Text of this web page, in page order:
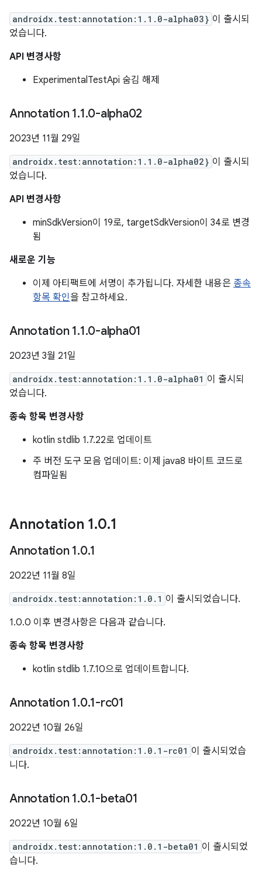
androidx.test:annotation:1.1.0-alpha03} 이 출시되
었습니다.
API 변경사항
ExperimentalTestApi 숨김 해제
Annotation 1.1.0-alpha02
2023년 11월 29일
androidx.test:annotation:1.1.0-alpha02} 이 출시되
었습니다.
API 변경사항
minSdkVersion이 19로, targetSdkVersion이 34로 변경
됨
새로운 기능
이제 아티팩트에 서명이 추가됩니다. 자세한 내용은 종속
항목 확인을 참고하세요.
Annotation 1.1.0-alpha01
2023년 3월 21일
androidx.test:annotation:1.1.0-alpha01 이 출시되
었습니다.
종속 항목 변경사항
kotlin stdlib 1.7.22로 업데이트
주 버전 도구 모음 업데이트: 이제 java8 바이트 코드로
컴파일됨
Annotation 1.0.1
Annotation 1.0.1
2022년 11월 8일
androidx.test:annotation:1.0.1 이 출시되었습니다.
1.0.0 이후 변경사항은 다음과 같습니다.
종속 항목 변경사항
kotlin stdlib 1.7.10으로 업데이트합니다.
Annotation 1.0.1-rc01
2022년 10월 26일
androidx.test:annotation:1.0.1-rc01 이 출시되었습
니다.
Annotation 1.0.1-beta01
2022년 10월 6일
androidx.test:annotation:1.0.1-beta01 이 출시되었
습니다.